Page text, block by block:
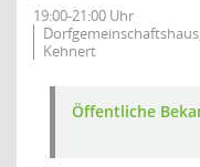
19:00-21:00 Uhr
Kehnert
Öffentliche